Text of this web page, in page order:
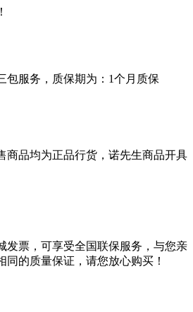
包服务，质保期为：1个月质保
商品均为正品行货，诺先生商品开具
发票，可享受全国联保服务，与您亲
同的质量保证，请您放心购买！